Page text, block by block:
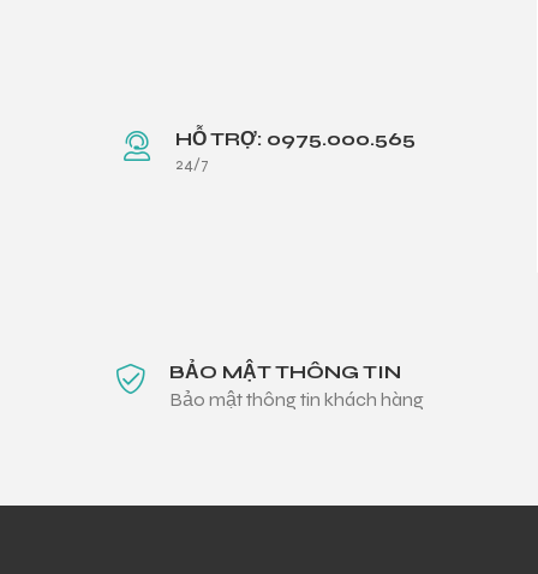
HỖ TRỢ: 0975.000.565
24/7
BẢO MẬT THÔNG TIN
Bảo mật thông tin khách hàng